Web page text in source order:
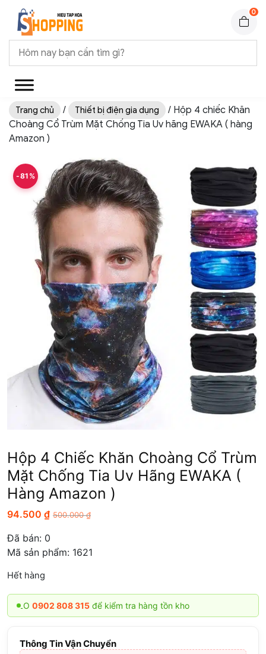
0
Trang chủ / Thiết bị điện gia dụng
/ Hộp 4 chiếc Khăn
Choàng Cổ Trùm Mặt Chống Tia Uv hãng EWAKA ( hàng
Amazon )
-81%
Hộp 4 Chiếc Khăn Choàng Cổ Trùm
Mặt Chống Tia Uv Hãng EWAKA (
Hàng Amazon )
94.500 ₫ 500.000₫
Đã bán: 0
Mã sản phẩm: 1621
Hết hàng
0902 808 315để kiểm tra hàng tồn kho
Thông Tin Vận Chuyển